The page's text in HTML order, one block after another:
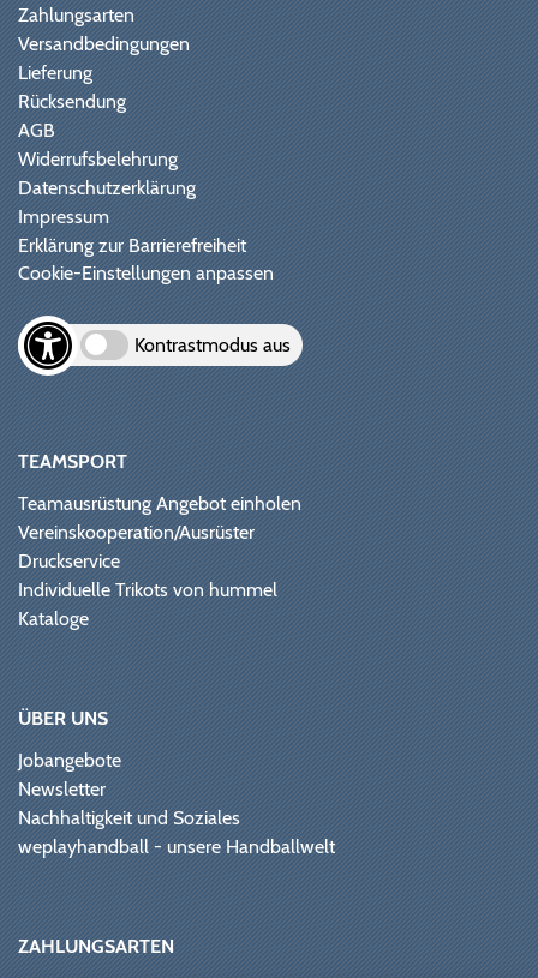
Zahlungsarten
Versandbedingungen
Lieferung
Rücksendung
AGB
Widerrufsbelehrung
Datenschutzerklärung
Impressum
Erklärung zur Barrierefreiheit
Cookie-Einstellungen anpassen
Kontrastmodus aus
TEAMSPORT
Teamausrüstung Angebot einholen
Vereinskooperation/Ausrüster
Druckservice
Individuelle Trikots von hummel
Kataloge
ÜBER UNS
Jobangebote
Newsletter
Nachhaltigkeit und Soziales
weplayhandball - unsere Handballwelt
ZAHLUNGSARTEN